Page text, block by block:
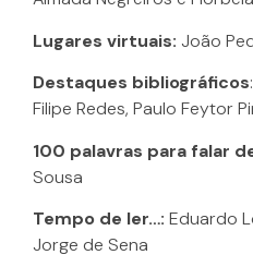
Lugares virtuais: João
Destaques bibliográficos
Filipe Redes, Paulo Feytor
100 palavras para falar
Sousa
Tempo de ler…: Eduardo
Jorge de Sena